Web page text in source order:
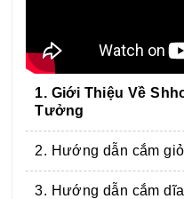
1. Giới Thiệu Về
Tưởng
2. Hướng dẫn cắm
3. Hướng dẫn cắm